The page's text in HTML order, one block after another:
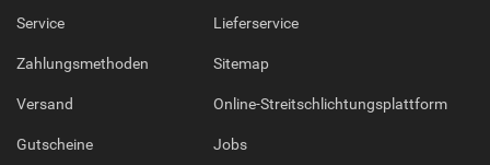
Service
Zahlungsmethoden
Versand
Gutscheine
Lieferservice
Sitemap
Online-Streitschlichtungsplattform
Jobs